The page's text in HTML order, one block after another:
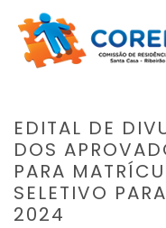
EDITAL DE
DOS
PARA
SELETIVO
2024